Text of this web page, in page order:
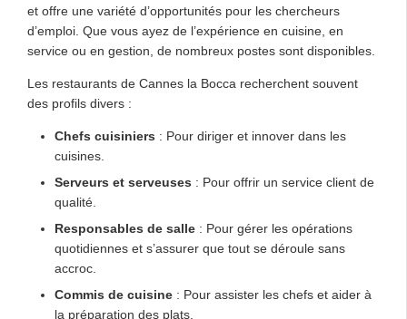
et offre une variété d’opportunités pour les chercheurs
d’emploi. Que vous ayez de l’expérience en cuisine, en
service ou en gestion, de nombreux postes sont disponibles.
Les restaurants de Cannes la Bocca recherchent souvent
des profils divers :
Chefs cuisiniers : Pour diriger et innover dans les
cuisines.
Serveurs et serveuses : Pour offrir un service client de
qualité.
Responsables de salle : Pour gérer les opérations
quotidiennes et s’assurer que tout se déroule sans
accroc.
Commis de cuisine : Pour assister les chefs et aider à
la préparation des plats.